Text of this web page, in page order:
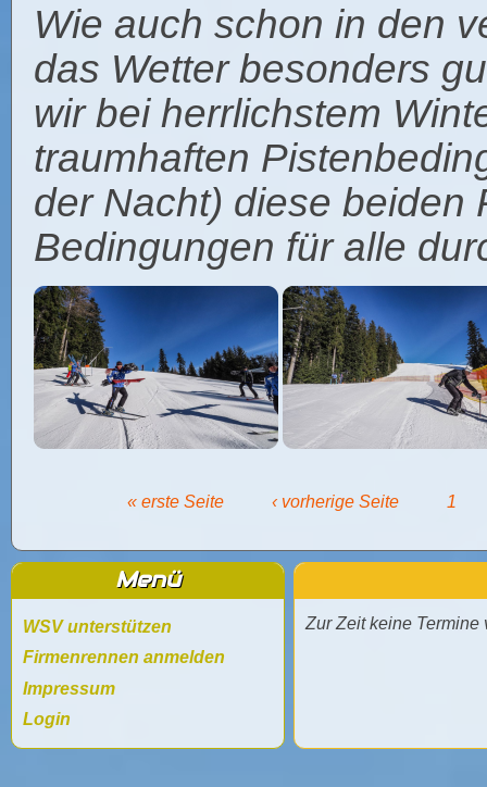
Wie auch schon in den
das Wetter besonders
wir bei herrlichstem
traumhaften
der Nacht) diese beiden
Bedingungen für alle
« erste Seite ‹ vorherige Seite 1
Menü
WSV unterstützen
Firmenrennen anmelden
Impressum
Login
Zur Zeit keine Termine